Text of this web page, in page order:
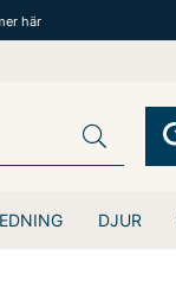
här
DJUR